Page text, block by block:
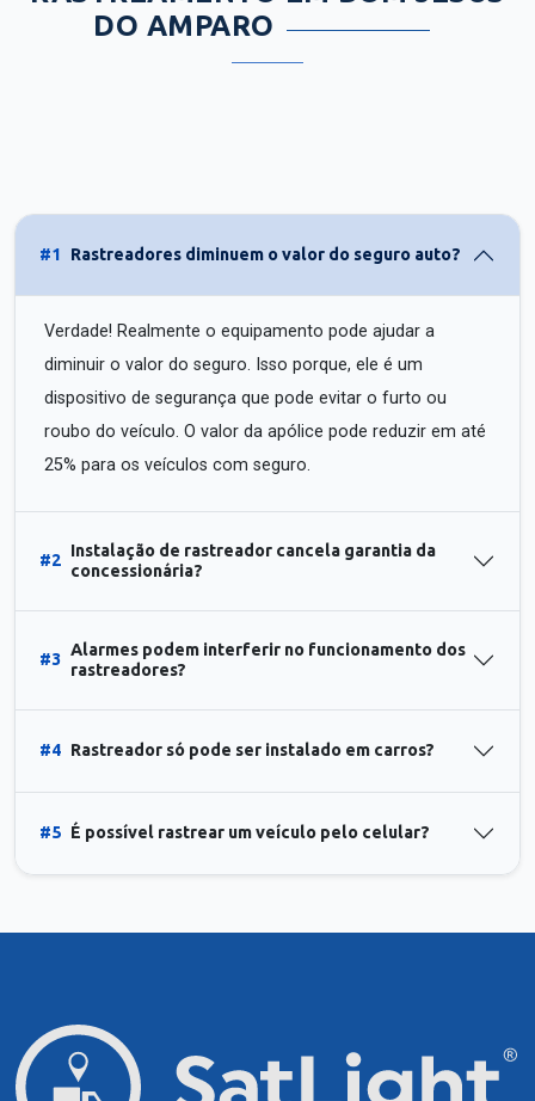
DO AMPARO
#1 Rastreadores diminuem o valor do seguro auto?
Verdade! Realmente o equipamento pode ajudar a
diminuir o valor do seguro. Isso porque, ele é um
dispositivo de segurança que pode evitar o furto ou
roubo do veículo. O valor da apólice pode reduzir em até
25% para os veículos com seguro.
#2
Instalação de rastreador cancela garantia da
concessionária?
#3
Alarmes podem interferir no funcionamento dos
rastreadores?
#4 Rastreador só pode ser instalado em carros?
#5 É possível rastrear um veículo pelo celular?